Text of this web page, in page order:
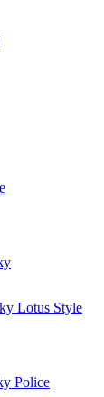
Lotus Style
Police